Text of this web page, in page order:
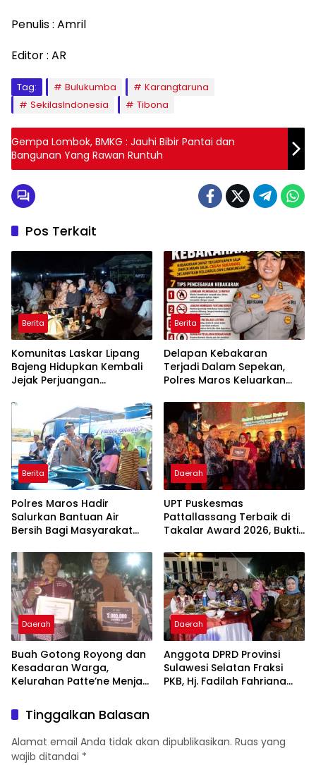
Penulis : Amril
Editor : AR
Tag: Bulukumba
Karangtaruna
SekilasIndonesia
Tibona
Gempa Lombok, BMKG : Jauhi Bibir Pantai dan
Bangunan Yang Rawan Runtuh
Pos Terkait
Berita
Komunitas Laskar Lipang
Bajeng Hidupkan Kembali
Jejak Perjuangan
Wabup Takalar: Apresiasi
Bahwa Sejarah Adalah
Warisan yang Tak Ternilai”.
Berita
Delapan Kebakaran
Terjadi Dalam Sepekan,
Polres Maros Keluarkan
Masyarakat
Berita
Polres Maros Hadir
Salurkan Bantuan Air
Bersih Bagi Masyarakat
Di Maros
Daerah
UPT Puskesmas
Pattallassang Terbaik di
Takalar Award 2026, Bukti
Pelayanan Kesehatan
Berkualitas
Daerah
Buah Gotong Royong dan
Kesadaran Warga,
Kelurahan Patte’ne Menjadi
2026
Daerah
Anggota DPRD Provinsi
Sulawesi Selatan Fraksi
PKB, Hj. Fadilah Fahriana
Melalui Malam Apresiasi
dan Inovasi Award 2026
Tinggalkan Balasan
Alamat email Anda tidak akan dipublikasikan. Ruas yang
wajib ditandai *